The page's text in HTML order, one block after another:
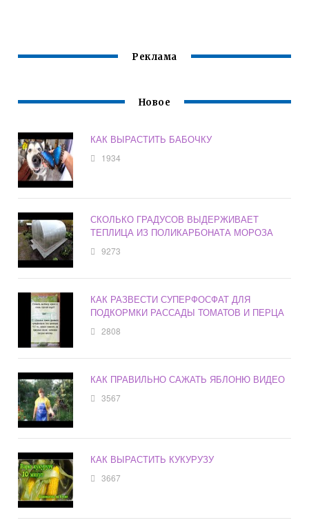
Реклама
Новое
КАК ВЫРАСТИТЬ БАБОЧКУ
1934
СКОЛЬКО ГРАДУСОВ ВЫДЕРЖИВАЕТ
ТЕПЛИЦА ИЗ ПОЛИКАРБОНАТА МОРОЗА
9273
КАК РАЗВЕСТИ СУПЕРФОСФАТ ДЛЯ
ПОДКОРМКИ РАССАДЫ ТОМАТОВ И ПЕРЦА
2808
КАК ПРАВИЛЬНО САЖАТЬ ЯБЛОНЮ ВИДЕО
3567
КАК ВЫРАСТИТЬ КУКУРУЗУ
3667